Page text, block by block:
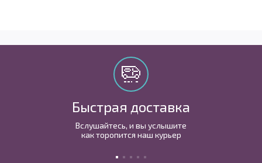
Быстрая доставка
Вслушайтесь, и вы услышите
как торопится наш курьер